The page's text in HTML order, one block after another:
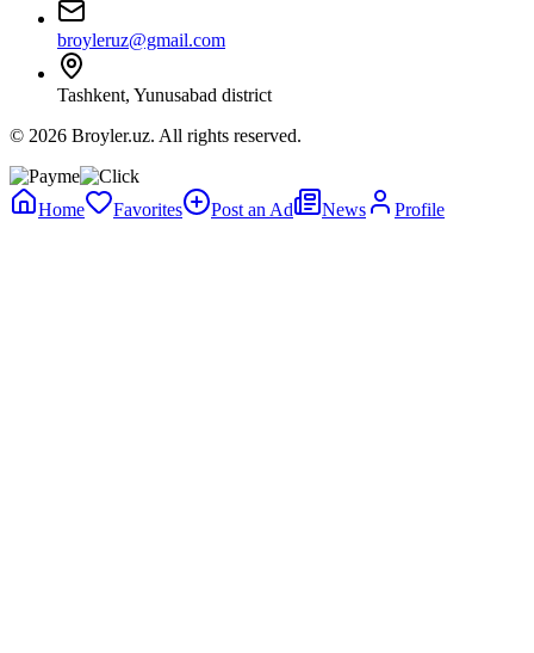
broyleruz@gmail.com
Tashkent, Yunusabad district
© 2026 Broyler.uz. All rights reserved.
Home Favorites Post an Ad News Profile